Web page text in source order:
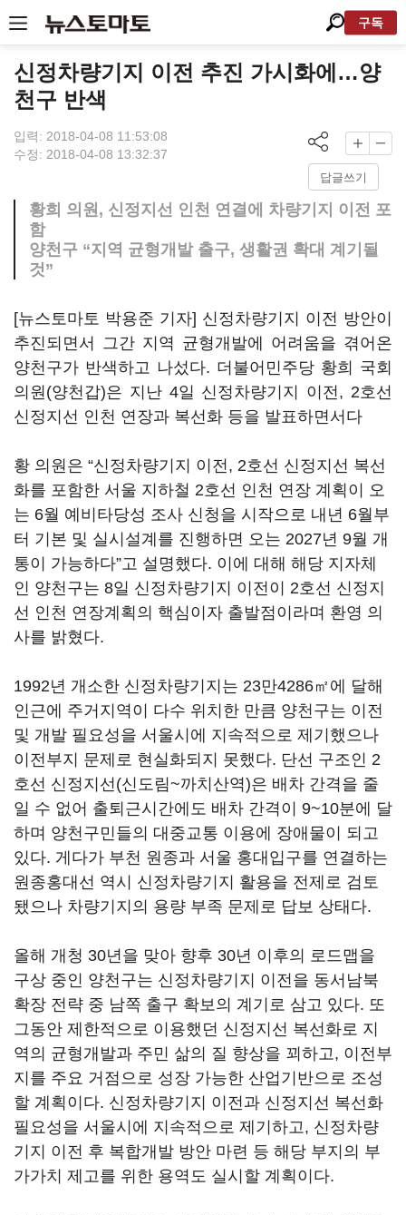
구독
신정차량기지 이전 추진 가시화에…양
천구 반색
입력: 2018-04-08 11:53:08
수정: 2018-04-08 13:32:37
답글쓰기
황희 의원, 신정지선 인천 연결에 차량기지 이전 포
함
양천구 “지역 균형개발 출구, 생활권 확대 계기될
것”
[뉴스토마토 박용준 기자] 신정차량기지 이전 방안이
추진되면서 그간 지역 균형개발에 어려움을 겪어온
양천구가 반색하고 나섰다. 더불어민주당 황희 국회
의원(양천갑)은 지난 4일 신정차량기지 이전, 2호선
신정지선 인천 연장과 복선화 등을 발표하면서다
황 의원은 “신정차량기지 이전, 2호선 신정지선 복선
화를 포함한 서울 지하철 2호선 인천 연장 계획이 오
는 6월 예비타당성 조사 신청을 시작으로 내년 6월부
터 기본 및 실시설계를 진행하면 오는 2027년 9월 개
통이 가능하다”고 설명했다. 이에 대해 해당 지자체
인 양천구는 8일 신정차량기지 이전이 2호선 신정지
선 인천 연장계획의 핵심이자 출발점이라며 환영 의
사를 밝혔다.
1992년 개소한 신정차량기지는 23만4286㎡에 달해
인근에 주거지역이 다수 위치한 만큼 양천구는 이전
및 개발 필요성을 서울시에 지속적으로 제기했으나
이전부지 문제로 현실화되지 못했다. 단선 구조인 2
호선 신정지선(신도림~까치산역)은 배차 간격을 줄
일 수 없어 출퇴근시간에도 배차 간격이 9~10분에 달
하며 양천구민들의 대중교통 이용에 장애물이 되고
있다. 게다가 부천 원종과 서울 홍대입구를 연결하는
원종홍대선 역시 신정차량기지 활용을 전제로 검토
됐으나 차량기지의 용량 부족 문제로 답보 상태다.
올해 개청 30년을 맞아 향후 30년 이후의 로드맵을
구상 중인 양천구는 신정차량기지 이전을 동서남북
확장 전략 중 남쪽 출구 확보의 계기로 삼고 있다. 또
그동안 제한적으로 이용했던 신정지선 복선화로 지
역의 균형개발과 주민 삶의 질 향상을 꾀하고, 이전부
지를 주요 거점으로 성장 가능한 산업기반으로 조성
할 계획이다. 신정차량기지 이전과 신정지선 복선화
필요성을 서울시에 지속적으로 제기하고, 신정차량
기지 이전 후 복합개발 방안 마련 등 해당 부지의 부
가가치 제고를 위한 용역도 실시할 계획이다.